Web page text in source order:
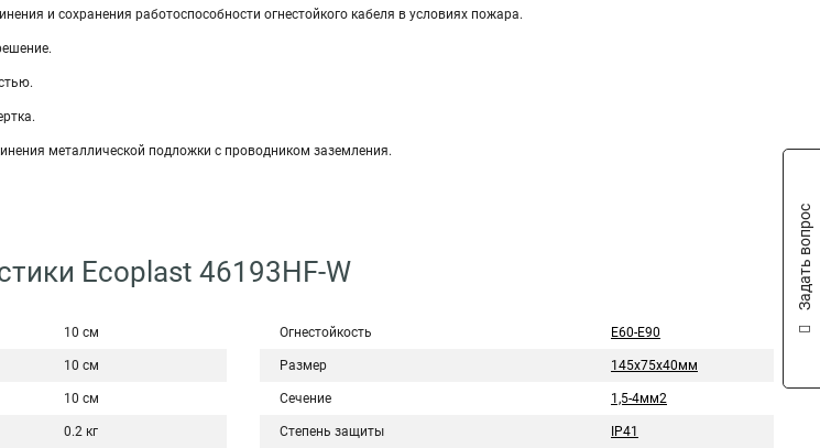
и сохранения работоспособности огнестойкого кабеля в условиях пожара.
металлической подложки с проводником заземления.
Ecoplast 46193HF-W
10 см
10 см
10 см
0.2 кг
Огнестойкость E60-E90
Размер 145х75х40мм
Сечение 1,5-4мм2
Степень защиты IP41
Задать вопрос